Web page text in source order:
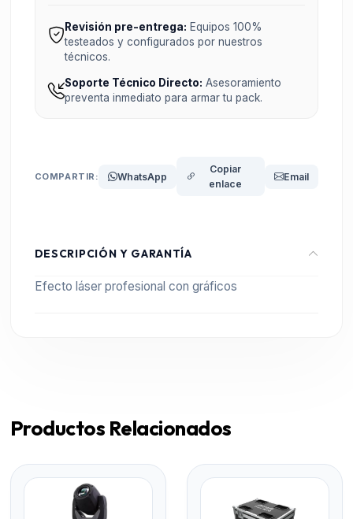
Revisión pre-entrega: Equipos 100%
testeados y configurados por nuestros
técnicos.
Soporte Técnico Directo: Asesoramiento
preventa inmediato para armar tu pack.
COMPARTIR: WhatsApp
Copiar
enlace
Email
DESCRIPCIÓN Y GARANTÍA
Efecto láser profesional con gráficos
Productos Relacionados